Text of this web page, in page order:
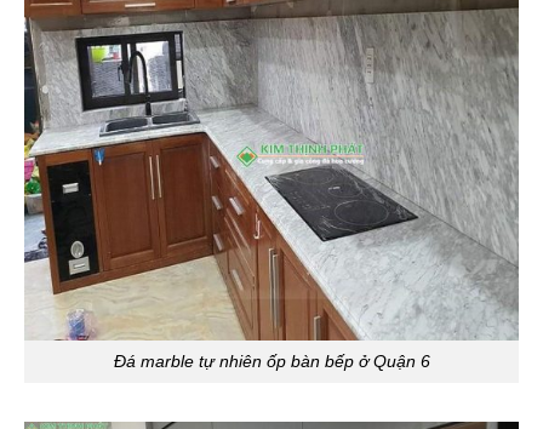
Đá marble tự nhiên ốp bàn bếp ở Quận 6